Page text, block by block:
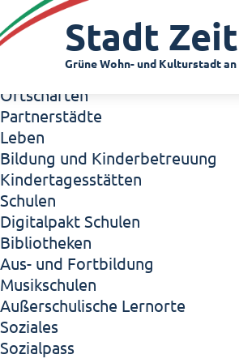
Zeitz - Die Kleinstadt
Willkommen in Zeitz!
Interview mit
Zeitz - Stadt der Zukunft
Ortschaften
Partnerstädte
Leben
Bildung und Kinderbetreuung
Kindertagesstätten
Schulen
Digitalpakt Schulen
Bibliotheken
Aus- und Fortbildung
Musikschulen
Außerschulische Lernorte
Soziales
Sozialpass
Stadt
Grüne Wohn- und Kulturstadt